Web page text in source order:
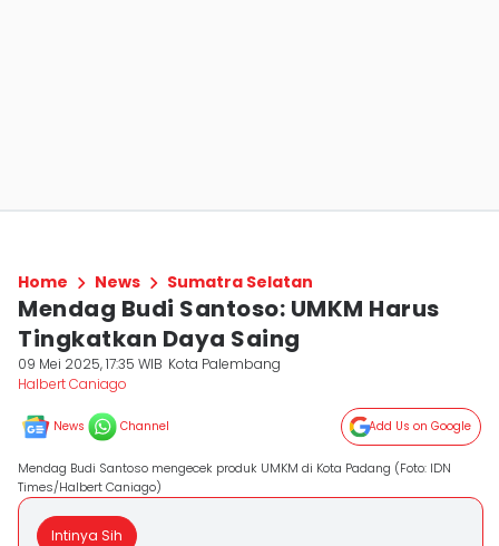
Home News Sumatra Selatan
Mendag Budi Santoso: UMKM Harus
Tingkatkan Daya Saing
09 Mei 2025, 17:35 WIB Kota Palembang
Halbert Caniago
News Channel Add Us on Google
Mendag Budi Santoso mengecek produk UMKM di Kota Padang (Foto: IDN
Times/Halbert Caniago)
Intinya Sih